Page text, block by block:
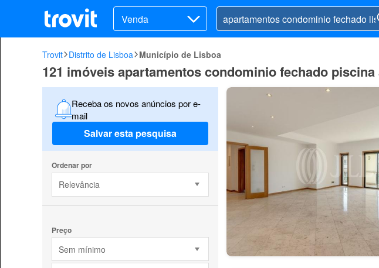
Venda
Trovit Distrito de Lisboa Município de Lisboa
121 imóveis apartamentos condominio fechado
Receba os novos anúncios por e-
mail
Salvar esta pesquisa
Ordenar por
Relevância
Preço
Sem mínimo